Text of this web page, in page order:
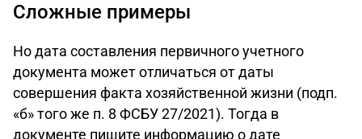
Сложные примеры
Но дата составления первичного учетного
документа может отличаться от даты
совершения факта хозяйственной жизни (подп.
«б» того же п. 8 ФСБУ 27/2021). Тогда в
документе пишите информацию о дате